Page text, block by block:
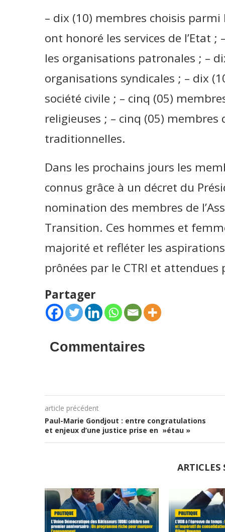
– dix (10) membres choisis
ont honoré les services de l’Etat
les organisations patronales ; –
organisations syndicales ; – dix
société civile ; – cinq (05)
religieuses ; – cinq (05)
traditionnelles.
Dans les prochains jours les
connus grâce à un décret du
nomination des membres de
Transition. Ces hommes et
majorité et refléter les
prônées par le CTRI et
Partager
Commentaires
article précédent
Paul-Marie Gondjout : entre congratulations
et enjeux d’une justice prise en »étau »
ARTICLES